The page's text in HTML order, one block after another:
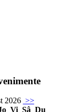
2026 >>
Vi Sâ Du